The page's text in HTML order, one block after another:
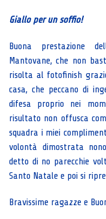
Giallo per un soffio!
Buona prestazione
Mantovane, che non
risolta al fotofinish
casa, che peccano di
difesa proprio nei
risultato non offusca
squadra i miei
volontà dimostrata
detto di no parecchie
Santo Natale e poi si
Bravissime ragazze e